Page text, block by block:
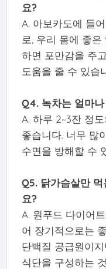
요?
A. 아보카도에 들
로, 우리 몸에 좋
하면 포만감을 주
도움을 줄 수 있습
Q4. 녹차는 얼마
A. 하루 2~3잔 정
좋습니다. 너무 많
수면을 방해할 수
Q5. 닭가슴살만
요?
A. 원푸드 다이어
어 장기적으로는
단백질 공급원이
식단을 구성하는